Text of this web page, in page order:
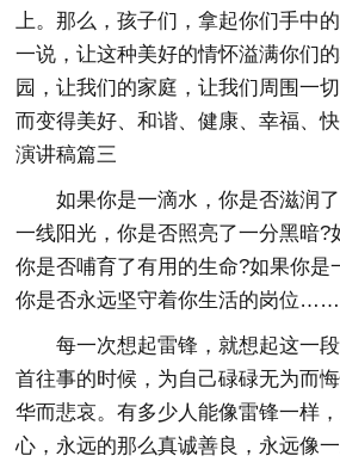
上。那么，孩子们，拿起你们手中
一说，让这种美好的情怀溢满你们
园，让我们的家庭，让我们周围一
而变得美好、和谐、健康、幸福、
演讲稿篇三
如果你是一滴水，你是否滋润了
一线阳光，你是否照亮了一分黑暗?
你是否哺育了有用的生命?如果你是
你是否永远坚守着你生活的岗位……
每一次想起雷锋，就想起这一段
首往事的时候，为自己碌碌无为而
华而悲哀。有多少人能像雷锋一样
心，永远的那么真诚善良，永远像